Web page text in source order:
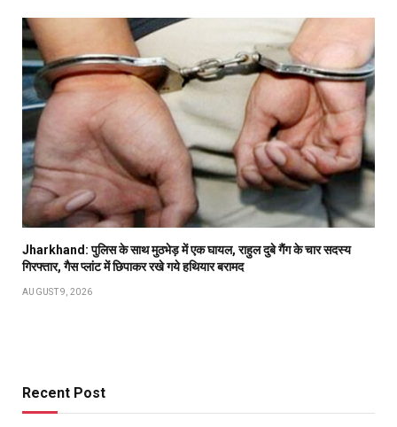
Jharkhand: पुलिस के साथ मुठभेड़ में एक घायल, राहुल दुबे गैंग के चार सदस्य
गिरफ्तार, गैस प्लांट में छिपाकर रखे गये हथियार बरामद
AUGUST 9, 2026
Recent Post